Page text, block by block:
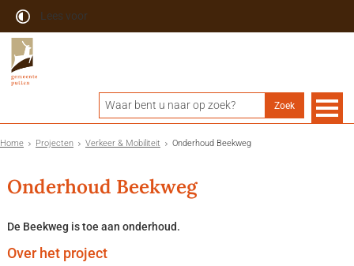
Lees voor
Home Projecten Verkeer & Mobiliteit Onderhoud Beekweg
Onderhoud Beekweg
De Beekweg is toe aan onderhoud.
Over het project